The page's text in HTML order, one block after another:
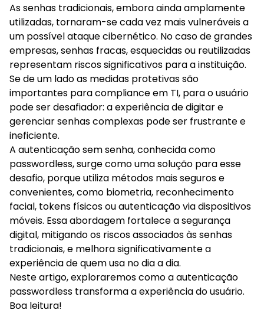
Desafios e soluções
Escolhendo o método adequado para cada
caso
Por que a implementação gradual é importante?
Resumo
As senhas tradicionais, embora ainda amplamente
utilizadas, tornaram-se cada vez mais vulneráveis a
um possível ataque cibernético. No caso de grandes
empresas, senhas fracas, esquecidas ou reutilizadas
representam riscos significativos para a instituição.
Se de um lado as medidas protetivas são
importantes para compliance em TI, para o usuário
pode ser desafiador: a experiência de digitar e
gerenciar senhas complexas pode ser frustrante e
ineficiente.
A autenticação sem senha, conhecida como
passwordless, surge como uma solução para esse
desafio, porque utiliza métodos mais seguros e
convenientes, como biometria, reconhecimento
facial, tokens físicos ou autenticação via dispositivos
móveis. Essa abordagem fortalece a segurança
digital, mitigando os riscos associados às senhas
tradicionais, e melhora significativamente a
experiência de quem usa no dia a dia.
Neste artigo, exploraremos como a autenticação
passwordless transforma a experiência do usuário.
Boa leitura!